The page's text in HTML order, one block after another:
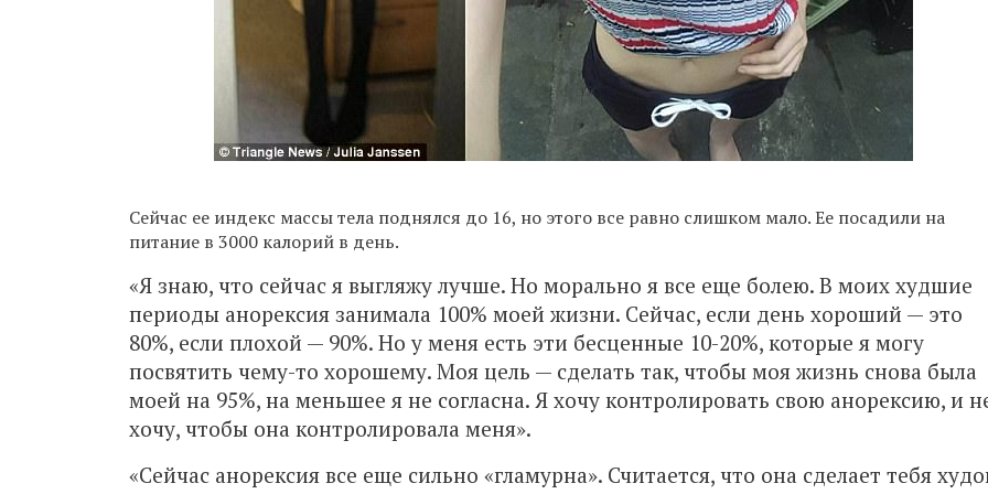
Сейчас ее индекс массы тела поднялся до 16, но этого все равно слишком мало. Ее посадили на
питание в 3000 калорий в день.
«Я знаю, что сейчас я выгляжу лучше. Но морально я все еще болею. В моих худшие
периоды анорексия занимала 100% моей жизни. Сейчас, если день хороший — это
80%, если плохой — 90%. Но у меня есть эти бесценные 10-20%, которые я могу
посвятить чему-то хорошему. Моя цель — сделать так, чтобы моя жизнь снова была
моей на 95%, на меньшее я не согласна. Я хочу контролировать свою анорексию, и
хочу, чтобы она контролировала меня».
«Сейчас анорексия все еще сильно «гламурна». Считается, что она сделает тебя